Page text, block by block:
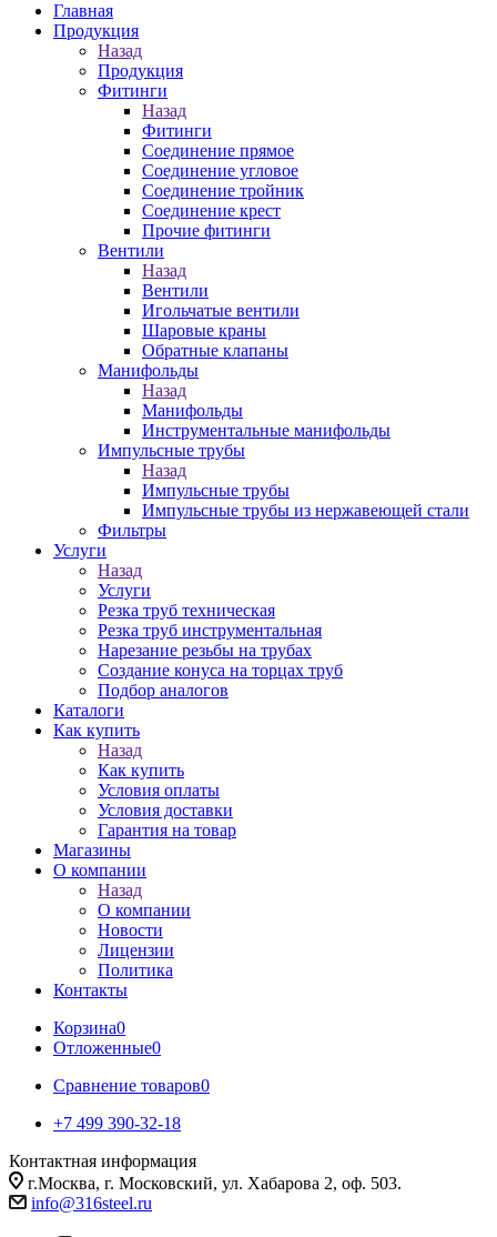
Главная
Продукция
Назад
Продукция
Фитинги
Назад
Фитинги
Соединение прямое
Соединение угловое
Соединение тройник
Соединение крест
Прочие фитинги
Вентили
Назад
Вентили
Игольчатые вентили
Шаровые краны
Обратные клапаны
Манифольды
Назад
Манифольды
Инструментальные манифольды
Импульсные трубы
Назад
Импульсные трубы
Импульсные трубы из нержавеющей стали
Фильтры
Услуги
Назад
Услуги
Резка труб техническая
Резка труб инструментальная
Нарезание резьбы на трубах
Создание конуса на торцах труб
Подбор аналогов
Каталоги
Как купить
Назад
Как купить
Условия оплаты
Условия доставки
Гарантия на товар
Магазины
О компании
Назад
О компании
Новости
Лицензии
Политика
Контакты
Корзина0
Отложенные0
Сравнение товаров0
+7 499 390-32-18
Контактная информация
г.Москва, г. Московский, ул. Хабарова 2, оф. 503.
info@316steel.ru